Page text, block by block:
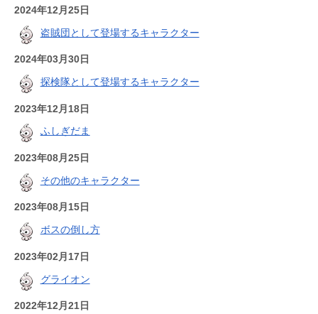
2024年12月25日
盗賊団として登場するキャラクター
2024年03月30日
探検隊として登場するキャラクター
2023年12月18日
ふしぎだま
2023年08月25日
その他のキャラクター
2023年08月15日
ボスの倒し方
2023年02月17日
グライオン
2022年12月21日